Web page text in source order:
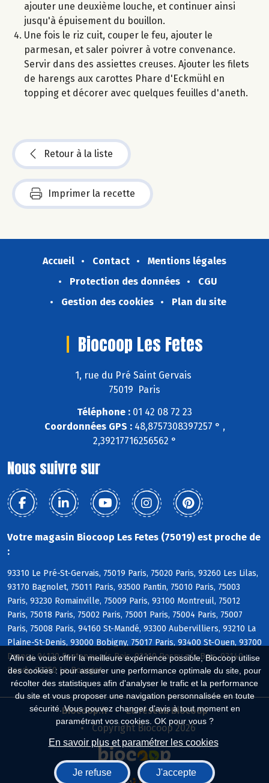
Afin de vous offrir la meilleure expérience possible, Biocoop utilise
des cookies : pour assurer une performance optimale du site, pour
récolter des statistiques afin d'analyser le trafic et la performance
du site et vous proposer une navigation personnalisée en toute
sécurité. Vous pouvez changer d'avis à tout moment en
paramétrant vos cookies. OK pour vous ?
En savoir plus et paramétrer les cookies
Je refuse J'accepte
ajouter une deuxième louche, et continuer ainsi
jusqu'à épuisement du bouillon.
Une fois le riz cuit, couper le feu, ajouter le
parmesan, et saler poivrer à votre convenance.
Servir dans des assiettes creuses. Ajouter les filets
de harengs aux carottes Phare d'Eckmühl en
topping et décorer avec quelques feuilles d'aneth.
Retour à la liste
Imprimer la recette
Accueil Contact
Mentions légales
Protection des données
CGU
Gestion des cookies
Plan du site
Biocoop Les Fetes
1, rue du Pré Saint Gervais
75019 Paris
Téléphone : 01 42 08 72 23
Coordonnées GPS :48,8757308397257 ° ,
2,39217716256562 °
Nous suivre sur
Votre magasin Biocoop Les Fetes (75019) est proche de
:
93310 Le Pré-St-Gervais, 75019 Paris, 75020 Paris, 93260 Les Lilas,
93170 Bagnolet, 75011 Paris, 93500 Pantin, 75010 Paris, 75003
Paris, 93230 Romainville, 75009 Paris, 93100 Montreuil, 75012
Paris, 75018 Paris, 75002 Paris, 75001 Paris, 75004 Paris, 75007
Paris, 75008 Paris, 94160 St-Mandé, 93300 Aubervilliers, 93210 La
Plaine-St-Denis, 93000 Bobigny, 75017 Paris, 93400 St-Ouen, 93700
Drancy, 94120 Fontenay s/s Bois, 93110 Rosny s/s Bois, 93140
Bondy, 93350 Le Bourget
Biocoop.fr
Le réseau Biocoop
Copyright Biocoop 2026